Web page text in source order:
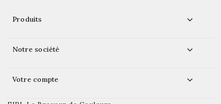
Produits 
Notre société 
Votre compte 